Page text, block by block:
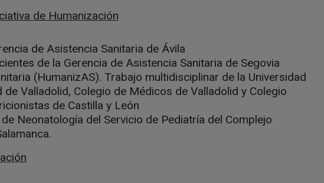
de Humanización
de Asistencia Sanitaria de Ávila
de la Gerencia de Asistencia Sanitaria de Segovia
(HumanizAS). Trabajo multidisciplinar de la Universidad
de Valladolid, Colegio de Médicos de Valladolid y Colegio
de Castilla y León
Neonatología del Servicio de Pediatría del Complejo